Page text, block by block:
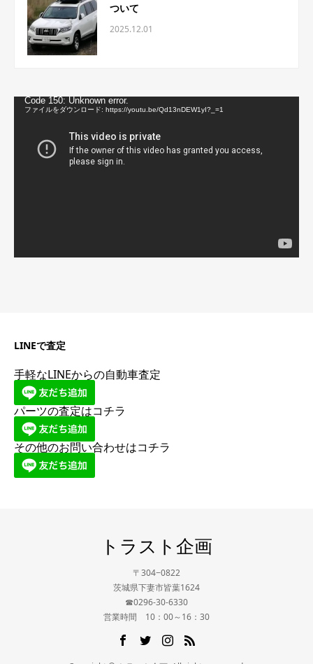
ついて
2025.12.01
動Code 150: Unknown error.
ファイルをダウンロード: https://youtu.be/Qd13nDEW1yI?_=1
LINEで査定
手軽なLINEからの自動車査定
パーツの査定はコチラ
その他のお問い合わせはコチラ
トラスト企画
〒304−0822
茨城県下妻市皆葉1624
☎0296-30-6330
営業時間 10：00～16：30